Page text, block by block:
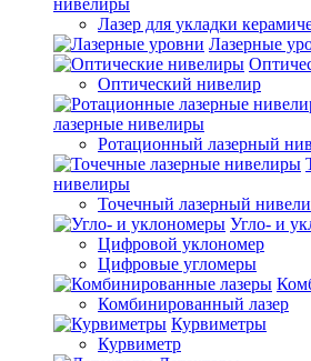
Лазер для укладки
Лазерные
Оптический нивелир
лазерные нивелиры
Ротационный лазерный
нивелиры
Точечный лазерный
Угло- и
Цифровой уклономер
Цифровые угломеры
Комбинированный лазер
Курвиметры
Курвиметр